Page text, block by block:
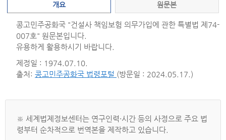
개요 원문본
콩고민주공화국 "건설사 책임보험 의무가입에 관한 특별법 제74-
007호" 원문본입니다.
유용하게 활용하시기 바랍니다.
제정일 : 1974.07.10.
출처: 콩고민주공화국 법령포털 (방문일 : 2024.05.17.)
※ 세계법제정보센터는 연구인력·시간 등의 사정으로 주요 법
령부터 순차적으로 번역본을 제작하고 있습니다.